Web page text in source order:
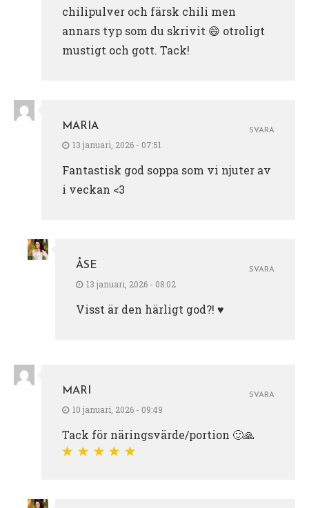
chilipulver och färsk chili men
annars typ som du skrivit 😄 otroligt
mustigt och gott. Tack!
MARIA
13 januari, 2026 - 07:51
Fantastisk god soppa som vi njuter av
i veckan <3
SVARA
ÅSE
13 januari, 2026 - 08:02
Visst är den härligt god?! ♥️
SVARA
MARI
10 januari, 2026 - 09:49
Tack för näringsvärde/portion 🙂🙏
SVARA